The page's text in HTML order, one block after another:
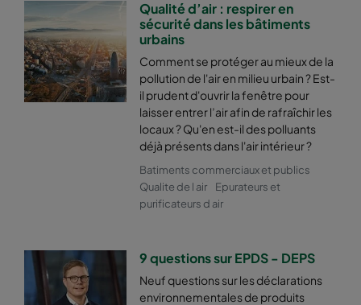
2550 592x287x370-8 ePM2,5 50% M6
2550 287x592x370-4 ePM2,5 50% M6
2550 592x592x600-6 ePM2,5 50% M6
2550 592x490x600-6 ePM2,5 50% M6
2550 490x592x600-5 ePM2,5 50%
2550 592x287x600-6
2550 287x592x600-3 ePM2,5 50% M6
Qualité d’air : respirer en
sécurité dans les bâtiments
urbains
Comment se protéger au mieux de la
pollution de l'air en milieu urbain ? Est-
il prudent d'ouvrir la fenêtre pour
laisser entrer l’air afin de rafraîchir les
locaux ? Qu'en est-il des polluants
déjà présents dans l'air intérieur ?
Batiments commerciaux et publics
Qualite de l air
Epurateurs et
purificateurs d air
9 questions sur EPDS - DEPS
Neuf questions sur les déclarations
environnementales de produits